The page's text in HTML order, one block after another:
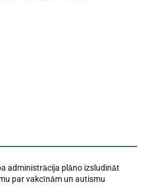
administrācija plāno izsludināt
par vakcīnām un autismu